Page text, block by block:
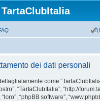
TartaClubItalia
dei dati personali
come
“TartaClubItalia”, “http://
“phpBB software”,